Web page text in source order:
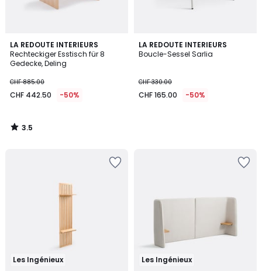
LA REDOUTE INTERIEURS
Rechteckiger Esstisch für 8
Gedecke, Deling
CHF 885.00
CHF 442.50 -50%
3.5
/ 5
3.5
/
LA REDOUTE INTERIEURS
Boucle-Sessel Sarlia
CHF 330.00
CHF 165.00 -50%
Les Ingénieux Les Ingénieux